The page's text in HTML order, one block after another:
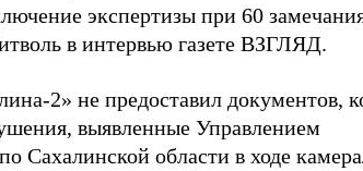
экспертизы при 60
в интервью газете ВЗГЛЯД.
2» не предоставил документов,
выявленные Управлением
Сахалинской области в ходе